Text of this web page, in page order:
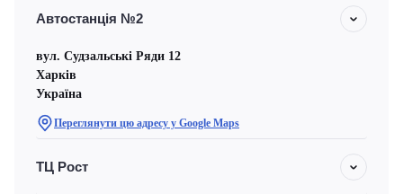
Автостанція №2
вул. Судзальські Ряди 12
Харків
Україна
Переглянути цю адресу у Google Maps
ТЦ Рост